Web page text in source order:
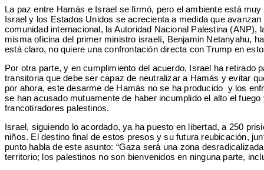
La paz entre Hamás e Israel se firmó, pero el ambiente está
Israel y los Estados Unidos se acrecienta a medida que
comunidad internacional, la Autoridad Nacional Palestina
misma oficina del primer ministro israelí, Benjamin Netanyahu,
está claro, no quiere una confrontación directa con Trump en
Por otra parte, y en cumplimiento del acuerdo, Israel ha retirado
transitoria que debe ser capaz de neutralizar a Hamás y evitar
por ahora, este desarme de Hamás no se ha producido y los
se han acusado mutuamente de haber incumplido el alto el
francotiradores palestinos.
Israel, siguiendo lo acordado, ya ha puesto en libertad, a 250
niños. El destino final de estos presos y su futura reubicación,
punto habla de este asunto: “Gaza será una zona
territorio; los palestinos no son bienvenidos en ninguna parte,